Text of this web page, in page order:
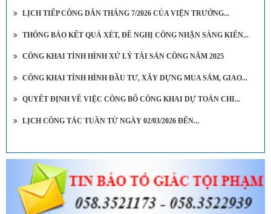
LỊCH TIẾP CÔNG DÂN THÁNG 7/2026 CỦA VIỆN TRƯỞNG...
THÔNG BÁO KẾT QUẢ XÉT, ĐỀ NGHỊ CÔNG NHẬN SÁNG KIẾN...
CÔNG KHAI TÌNH HÌNH XỬ LÝ TÀI SẢN CÔNG NĂM 2025
CÔNG KHAI TÌNH HÌNH ĐẦU TƯ, XÂY DỰNG MUA SẮM, GIAO...
QUYẾT ĐỊNH VỀ VIỆC CÔNG BỐ CÔNG KHAI DỰ TOÁN CHI...
LỊCH CÔNG TÁC TUẦN TỪ NGÀY 02/03/2026 ĐẾN...